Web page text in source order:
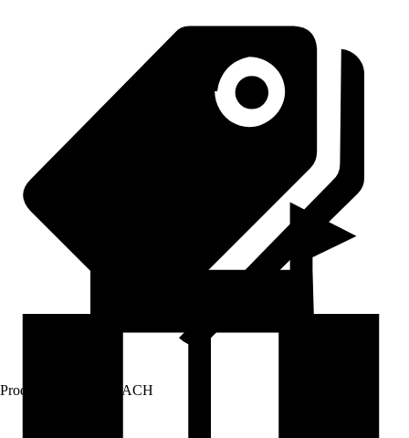
Prodej přes: HORNBACH